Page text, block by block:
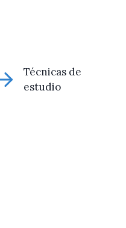
Técnicas de
estudio